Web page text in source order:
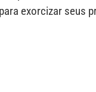
exorcizar seus